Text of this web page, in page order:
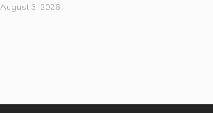
August 3, 2026